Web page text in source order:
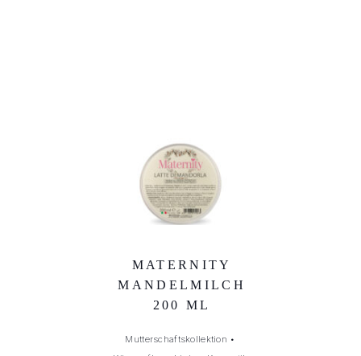
MATERNITY
MANDELMILCH
200 ML
Mutterschaftskollektion •